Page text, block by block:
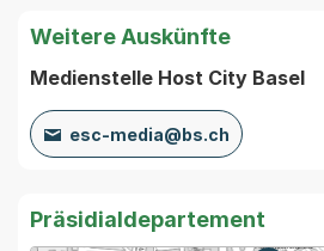
Weitere Auskünfte
Medienstelle Host City Basel
esc-media@bs.ch
Präsidialdepartement